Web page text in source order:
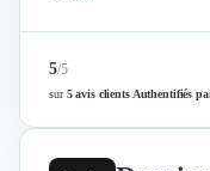
Réhabilitation et maintenance
Gestion Immobilière
Logiciel PropTech
Courtage en Energie
5/5
sur5 avis clients Authentifiés